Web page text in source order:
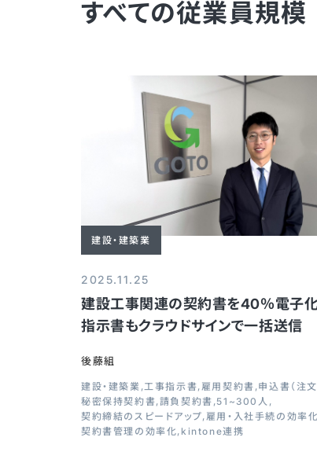
すべての従業員規模
建設・建築業
2025.11.25
建設工事関連の契約書を40％電子化
指示書もクラウドサインで一括送信
後藤組
建設・建築業 工事指示書 雇用契約書 申込書（注文
秘密保持契約書 請負契約書 51~300人
契約締結のスピードアップ 雇用・入社手続の効率化
契約書管理の効率化 kintone連携